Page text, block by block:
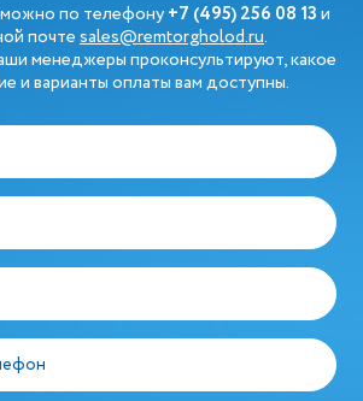
по телефону+7 (495) 256 08 13и
почтеsales@remtorgholod.ru.
менеджеры проконсультируют, какое
и варианты оплаты вам доступны.